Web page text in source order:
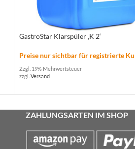
GastroStar Klarspüler ‚K 2‘
Preise nur sichtbar für registrierte
Zzgl. 19% Mehrwertsteuer
zzgl. Versand
ZAHLUNGSARTEN IM SHOP